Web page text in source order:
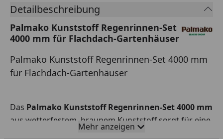
Detailbeschreibung
Palmako Kunststoff Regenrinnen-Set
4000 mm für Flachdach-Gartenhäuser
Palmako Kunststoff Regenrinnen-Set 4000 mm
für Flachdach-Gartenhäuser
Das Palmako Kunststoff Regenrinnen-Set 4000 mm
aus wetterfestem, braunem Kunststoff sorgt für eine
einseitige Entwässerung bei allen Palmako
Mehr anzeigen